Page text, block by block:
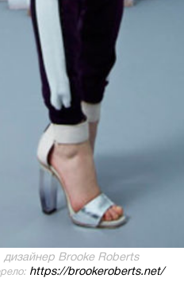
дизайнер Brooke Roberts
https://brookeroberts.net/